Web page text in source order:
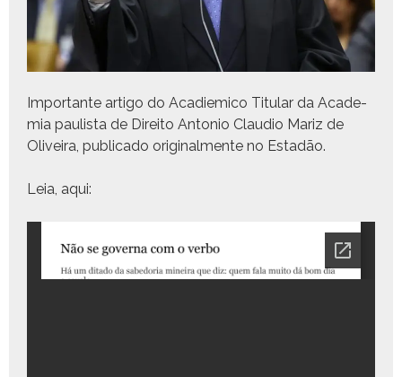
Impor­tante arti­go do Acadiemi­co Tit­u­lar da Acad­e­
mia paulista de Dire­ito Anto­nio Clau­dio Mariz de
Oliveira, pub­li­ca­do orig­i­nal­mente no Estadão.
Leia, aqui: